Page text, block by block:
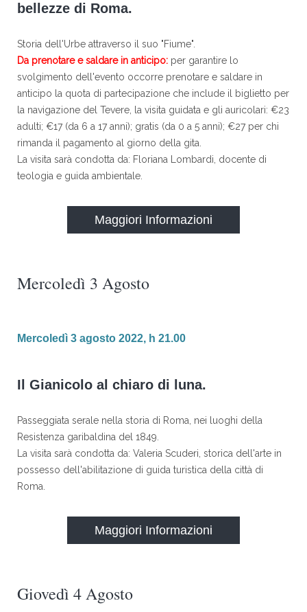
bellezze di Roma.
Storia dell'Urbe attraverso il suo "Fiume".
Da prenotare e saldare in anticipo: per garantire lo
svolgimento dell'evento occorre prenotare e saldare in
anticipo la quota di partecipazione che include il biglietto per
la navigazione del Tevere, la visita guidata e gli auricolari: €23
adulti; €17 (da 6 a 17 anni); gratis (da 0 a 5 anni); €27 per chi
rimanda il pagamento al giorno della gita.
La visita sarà condotta da: Floriana Lombardi, docente di
teologia e guida ambientale.
Maggiori Informazioni
Mercoledì 3 Agosto
Mercoledì 3 agosto 2022, h 21.00
Il Gianicolo al chiaro di luna.
Passeggiata serale nella storia di Roma, nei luoghi della
Resistenza garibaldina del 1849.
La visita sarà condotta da: Valeria Scuderi, storica dell'arte in
possesso dell'abilitazione di guida turistica della città di
Roma.
Maggiori Informazioni
Giovedì 4 Agosto